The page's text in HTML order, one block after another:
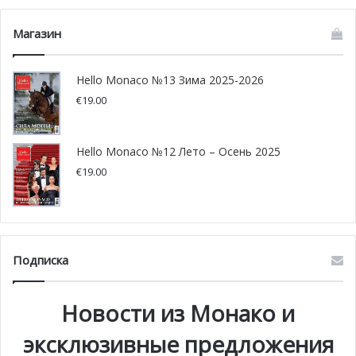
Монегасский клуб Harley-
Davidson отмечает свое 25-
летие
Если Вы владелец или просто любитель мотоциклов, то
Вам точно нужно быть в субботу 19 августа в порту
Магазин
Hello Monaco №13 Зима 2025-2026
€19.00
Hello Monaco №12 Лето – Осень 2025
€19.00
Подписка
Новости из Монако и
эксклюзивные предложения